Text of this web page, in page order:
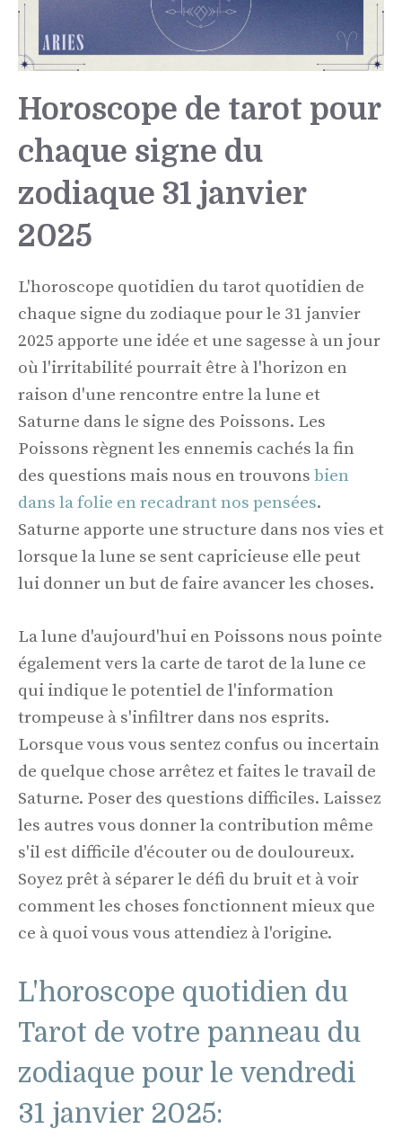
Horoscope de tarot pour
chaque signe du
zodiaque 31 janvier
2025
L'horoscope quotidien du tarot quotidien de
chaque signe du zodiaque pour le 31 janvier
2025 apporte une idée et une sagesse à un jour
où l'irritabilité pourrait être à l'horizon en
raison d'une rencontre entre la lune et
Saturne dans le signe des Poissons. Les
Poissons règnent les ennemis cachés la fin
des questions mais nous en trouvons bien
dans la folie en recadrant nos pensées.
Saturne apporte une structure dans nos vies et
lorsque la lune se sent capricieuse elle peut
lui donner un but de faire avancer les choses.
La lune d'aujourd'hui en Poissons nous pointe
également vers la carte de tarot de la lune ce
qui indique le potentiel de l'information
trompeuse à s'infiltrer dans nos esprits.
Lorsque vous vous sentez confus ou incertain
de quelque chose arrêtez et faites le travail de
Saturne. Poser des questions difficiles. Laissez
les autres vous donner la contribution même
s'il est difficile d'écouter ou de douloureux.
Soyez prêt à séparer le défi du bruit et à voir
comment les choses fonctionnent mieux que
ce à quoi vous vous attendiez à l'origine.
L'horoscope quotidien du
Tarot de votre panneau du
zodiaque pour le vendredi
31 janvier 2025: